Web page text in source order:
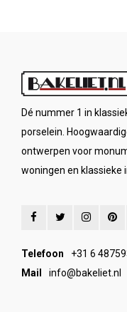
Dé nummer 1 in
porselein.
ontwerpen voor
woningen en klassieke
Telefoon
+31 6
Mail
info@bakeliet.nl